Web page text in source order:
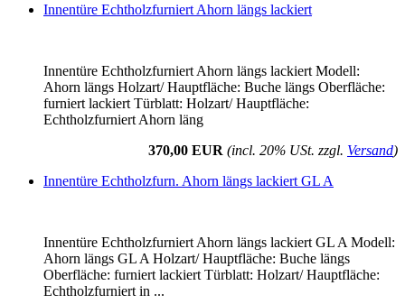
Innentüre Echtholzfurniert Ahorn längs lackiert
Innentüre Echtholzfurniert Ahorn längs lackiert Modell:
Ahorn längs Holzart/ Hauptfläche: Buche längs Oberfläche:
furniert lackiert Türblatt: Holzart/ Hauptfläche:
Echtholzfurniert Ahorn läng
370,00 EUR (incl. 20% USt. zzgl. Versand)
Innentüre Echtholzfurn. Ahorn längs lackiert GL A
Innentüre Echtholzfurniert Ahorn längs lackiert GL A Modell:
Ahorn längs GL A Holzart/ Hauptfläche: Buche längs
Oberfläche: furniert lackiert Türblatt: Holzart/ Hauptfläche:
Echtholzfurniert in ...